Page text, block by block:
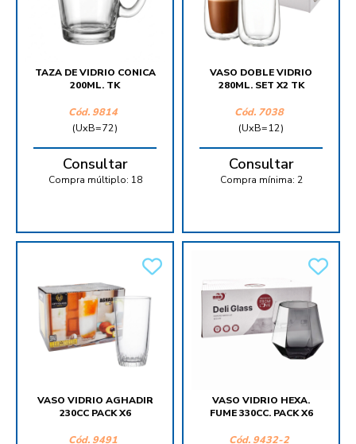
TAZA DE VIDRIO CONICA
200ML. TK
Cód. 9814
(UxB=72)
Consultar
Compra múltiplo: 18
VASO DOBLE VIDRIO
280ML. SET X2 TK
Cód. 7038
(UxB=12)
Consultar
Compra mínima: 2
VASO VIDRIO AGHADIR
230CC PACK X6
Cód. 9491
VASO VIDRIO HEXA.
FUME 330CC. PACK X6
Cód. 9432-2